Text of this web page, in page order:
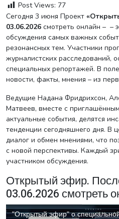
Post Views: 77
Сегодня 3 июня Проект
03.06.2026 смотреть онлайн – –
обсуждения самых важных
резонансных тем. Участники
журналистских расследований,
специальных репортажей. В
новости, факты, мнения – из
Ведущие Надана Фридрихсон,
Матвеев, вместе с
актуальные события, делятся
тенденции сегодняшнего дня. В
диалог и обмен мнениями, что
с новой перспективы. Каждый
участником обсуждения.
Открытый эфир.
03.06.2026 смотреть